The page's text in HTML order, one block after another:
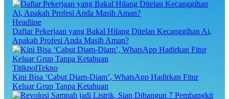
Headline
Daftar Pekerjaan yang Bakal Hilang Ditelan Kecanggihan Ai,
Apakah Profesi Anda Masih Aman?
TitiknolTekno
Kini Bisa ‘Cabut Diam-Diam’, WhatsApp Hadirkan Fitur
Keluar Grup Tanpa Ketahuan